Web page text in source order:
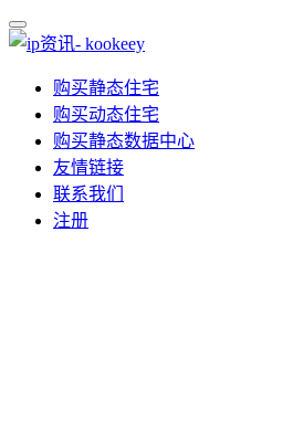
购买静态住宅
购买动态住宅
购买静态数据中心
友情链接
联系我们
注册